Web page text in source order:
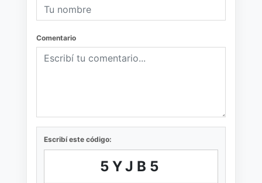
Comentario
Escribí este código:
5YJB5